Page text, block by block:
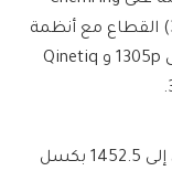
(بزيادة 4.3 في المائة ، أو 15.5p ، إلى 373.5p) القطاع مع أنظمة
BAE التي ترتفع 3.9 في المائة ، أو 49.5p ، إلى 1305p و Qinetiq
ارتفعت GSK 1.6 في المائة ، أو 23.5 بكسل ، إلى 1452.5 بكسل